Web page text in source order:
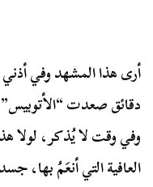
أرى هذا المشهد وفي
دقائق صعدت “الأتوبيس”
وفي وقت لا يُذكر، لولا
العافية التي أنعَمُ بها،